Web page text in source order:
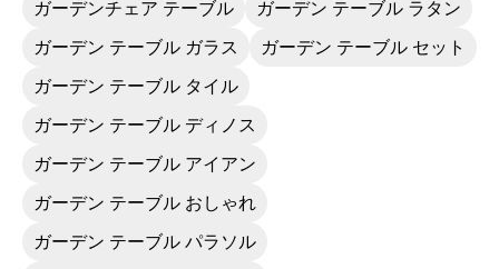
ガーデンチェア テーブル ガーデン テーブル ラタン
ガーデン テーブル ガラス ガーデン テーブル セット
ガーデン テーブル タイル
ガーデン テーブル ディノス
ガーデン テーブル アイアン
ガーデン テーブル おしゃれ
ガーデン テーブル パラソル